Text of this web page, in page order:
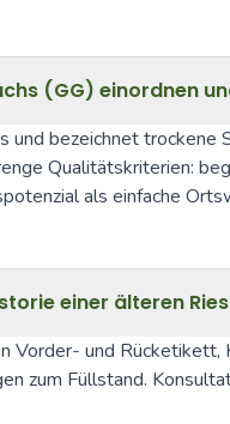
(GG) einordnen
und bezeichnet
Qualitätskriterien:
als einfache
einer älteren
Vorder- und
zum Füllstand.